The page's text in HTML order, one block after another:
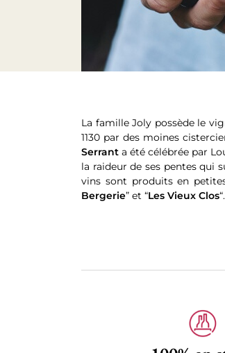
La famille Joly possède le
1130 par des moines
Serrant a été célébrée par
la raideur de ses pentes qui
vins sont produits en
Bergerie” et “Les Vieux Clos“.